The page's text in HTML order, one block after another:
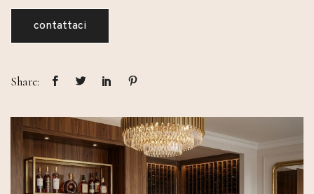
contattaci
Share: